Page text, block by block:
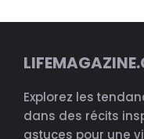
Explorez les
dans des récits
astuces pour une